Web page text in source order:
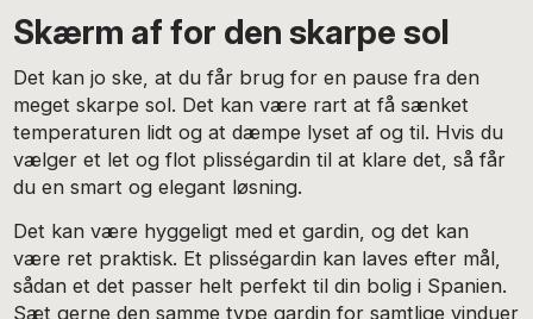
Skærm af for den skarpe sol
Det kan jo ske, at du får brug for en pause fra den
meget skarpe sol. Det kan være rart at få sænket
temperaturen lidt og at dæmpe lyset af og til. Hvis du
vælger et let og flot plisségardin til at klare det, så får
du en smart og elegant løsning.
Det kan være hyggeligt med et gardin, og det kan
være ret praktisk. Et plisségardin kan laves efter mål,
sådan et det passer helt perfekt til din bolig i Spanien.
Sæt gerne den samme type gardin for samtlige vinduer